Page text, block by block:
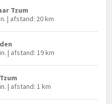
Tzum
| afstand: 20 km
| afstand: 19 km
| afstand: 1 km